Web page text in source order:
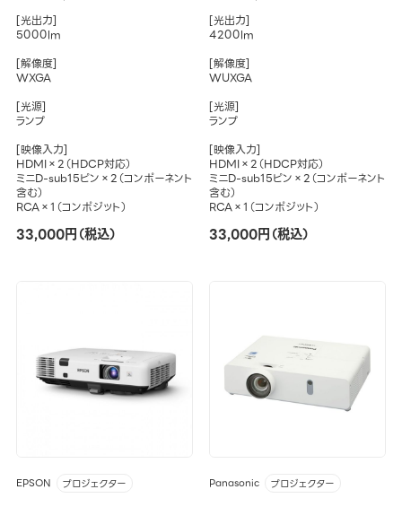
[光出力]
5000lm
[解像度]
WXGA
[光源]
ランプ
[映像入力]
HDMI×2（HDCP対応）
ミニD-sub15ピン×2（コンポーネント
含む）
RCA×1（コンポジット）
33,000円（税込）
[光出力]
4200lm
[解像度]
WUXGA
[光源]
ランプ
[映像入力]
HDMI×2（HDCP対応）
ミニD-sub15ピン×2（コンポーネント
含む）
RCA×1（コンポジット）
33,000円（税込）
EPSON プロジェクター Panasonic プロジェクター